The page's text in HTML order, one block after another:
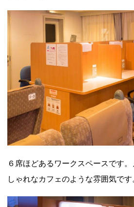
６席ほどあるワークスペースです
しゃれなカフェのような雰囲気です